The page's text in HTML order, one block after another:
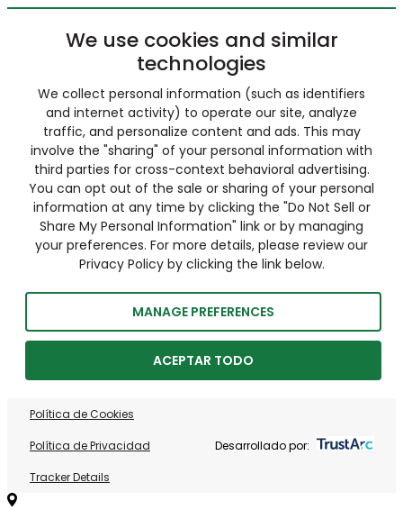
We use cookies and similar
technologies
We collect personal information (such as identifiers
and internet activity) to operate our site, analyze
traffic, and personalize content and ads. This may
involve the "sharing" of your personal information with
third parties for cross-context behavioral advertising.
You can opt out of the sale or sharing of your personal
information at any time by clicking the "Do Not Sell or
Share My Personal Information" link or by managing
your preferences. For more details, please review our
Privacy Policy by clicking the link below.
MANAGE PREFERENCES
ACEPTAR TODO
Política de Cookies
Política de Privacidad
Tracker Details
Desarrollado por: